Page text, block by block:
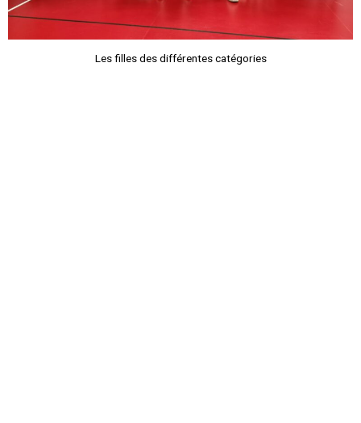
Les filles des différentes catégories